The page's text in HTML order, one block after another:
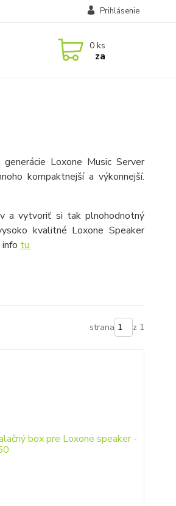
Prihlásenie
0 ks
za
Loxone Music Server
kompaktnejší a výkonnejší.
a vytvoriť si tak plnohodnotný
kvalitné Loxone Speaker
tu.
strana z 1